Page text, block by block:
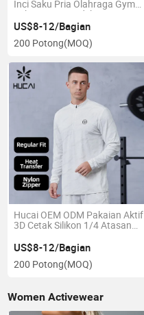
Inci Saku Pria Olahraga Gym
Kebugaran Pendek
US$8-12/Bagian
200 Potong(MOQ)
Hucai OEM ODM Pakaian Aktif
3D Cetak Silikon 1/4 Atasan
untuk Pria Latihan Kebugaran
Gym T Shirt
US$8-12/Bagian
200 Potong(MOQ)
Women Activewear